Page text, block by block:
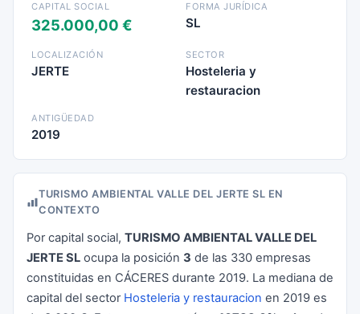
CAPITAL SOCIAL
325.000,00 €
FORMA JURÍDICA
SL
LOCALIZACIÓN
JERTE
SECTOR
Hosteleria y
restauracion
ANTIGÜEDAD
2019
TURISMO AMBIENTAL VALLE DEL JERTE SL EN
CONTEXTO
Por capital social, TURISMO AMBIENTAL VALLE DEL
JERTE SL ocupa la posición 3 de las 330 empresas
constituidas en CÁCERES durante 2019. La mediana de
capital del sector Hosteleria y restauracion en 2019 es